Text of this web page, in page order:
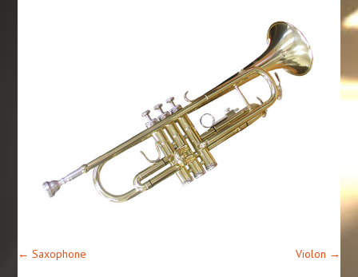
← Saxophone Violon →